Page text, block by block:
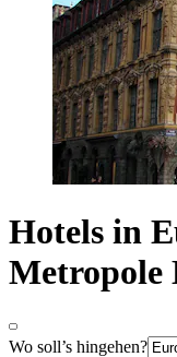
Hotels in
Metropole
Wo soll’s hingehen?